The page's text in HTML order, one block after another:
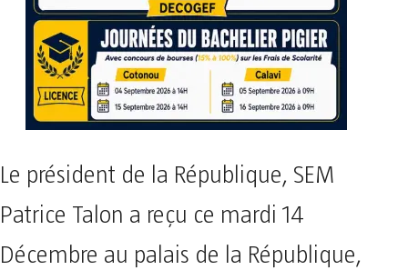
Le président de la République, SEM
Patrice Talon a reçu ce mardi 14
Décembre au palais de la République,